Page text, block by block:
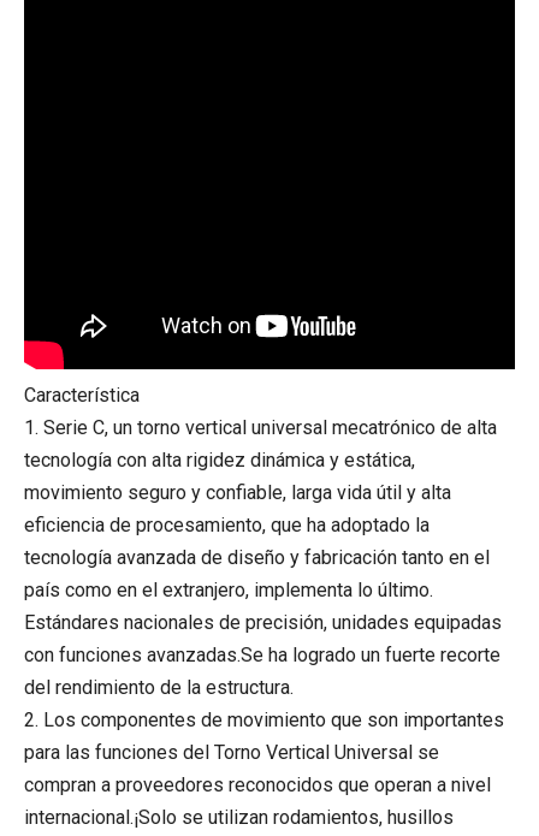
Característica
1. Serie C, un torno vertical universal mecatrónico de alta
tecnología con alta rigidez dinámica y estática,
movimiento seguro y confiable, larga vida útil y alta
eficiencia de procesamiento, que ha adoptado la
tecnología avanzada de diseño y fabricación tanto en el
país como en el extranjero, implementa lo último.
Estándares nacionales de precisión, unidades equipadas
con funciones avanzadas.Se ha logrado un fuerte recorte
del rendimiento de la estructura.
2. Los componentes de movimiento que son importantes
para las funciones del Torno Vertical Universal se
compran a proveedores reconocidos que operan a nivel
internacional.¡Solo se utilizan rodamientos, husillos